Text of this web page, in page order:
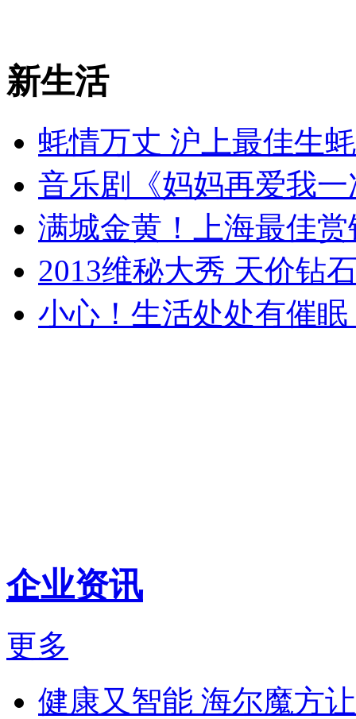
新生活
蚝情万丈 沪上最佳生
音乐剧《妈妈再爱我一
满城金黄！上海最佳
2013维秘大秀 天价钻
小心！生活处处有催眠
企业资讯
更多
健康又智能 海尔魔方